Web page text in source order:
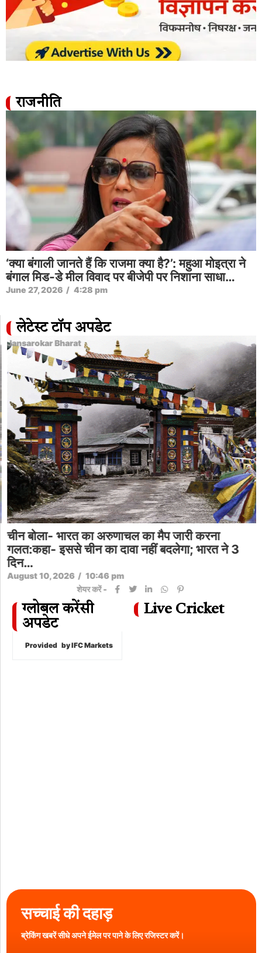
राजनीति
‘क्या बंगाली जानते हैं कि राजमा क्या है?’: महुआ मोइत्रा ने
बंगाल मिड-डे मील विवाद पर बीजेपी पर निशाना साधा…
June 27, 2026 / 4:28 pm
लेटेस्ट टॉप अपडेट
Jansarokar Bharat
चीन बोला- भारत का अरुणाचल का मैप जारी करना
गलत:कहा- इससे चीन का दावा नहीं बदलेगा; भारत ने 3
दिन…
August 10, 2026 / 10:46 pm
शेयर करें -
ग्लोबल करेंसी
अपडेट
Provided by IFC Markets
Live Cricket
सच्चाई की दहाड़
ब्रेकिंग खबरें सीधे अपने ईमेल पर पाने के लिए रजिस्टर करें।